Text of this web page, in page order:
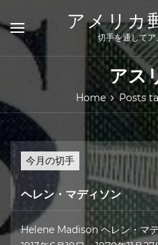
content
アメリカ
切手を通してア
アス
Home Posts
今月の切手
ヘレン・マディソン
Helene Madison ヘレン・マ